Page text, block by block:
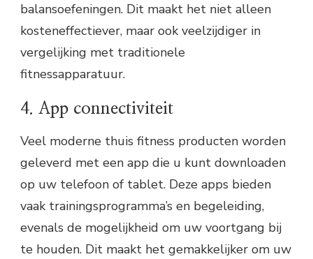
balansoefeningen. Dit maakt het niet alleen
kosteneffectiever, maar ook veelzijdiger in
vergelijking met traditionele
fitnessapparatuur.
4. App connectiviteit
Veel moderne thuis fitness producten worden
geleverd met een app die u kunt downloaden
op uw telefoon of tablet. Deze apps bieden
vaak trainingsprogramma’s en begeleiding,
evenals de mogelijkheid om uw voortgang bij
te houden. Dit maakt het gemakkelijker om uw